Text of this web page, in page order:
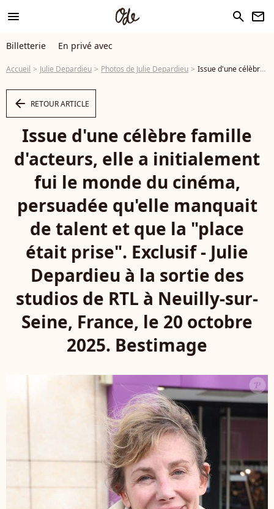
menu search newsletter
Billetterie En privé avec
Accueil Julie Depardieu Photos de Julie Depardieu Issue d'une célèbre famille d'acteurs, elle a initialement fui le monde du cinéma, persuadée qu'elle manquait de talent et que la "place était prise". Exclusif - Julie Depardieu à la sortie des studios de RTL à Neuilly-sur-Seine, France, le 20 octobre 2025. Bestimage - Photo
arrow_left RETOUR ARTICLE
Issue d'une célèbre famille
d'acteurs, elle a initialement
fui le monde du cinéma,
persuadée qu'elle manquait
de talent et que la "place
était prise". Exclusif - Julie
Depardieu à la sortie des
studios de RTL à Neuilly-sur-
Seine, France, le 20 octobre
2025. Bestimage